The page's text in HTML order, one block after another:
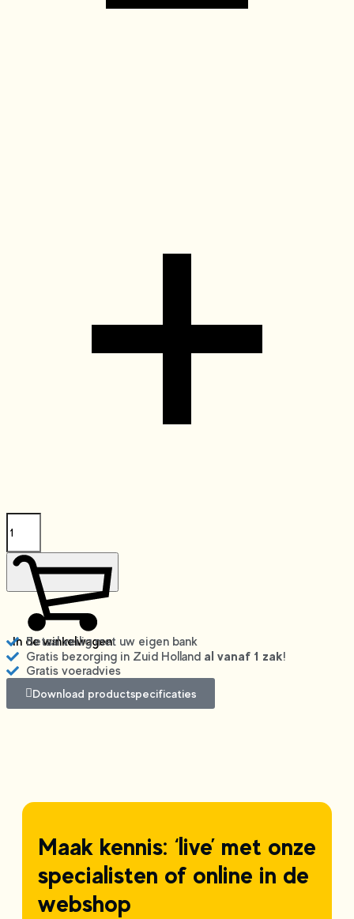
In de winkelwagen
Betaal veilig met uw eigen bank
Gratis bezorging in Zuid Holland al vanaf 1 zak!
Gratis voeradvies
Download productspecificaties
Maak kennis: ‘live’ met onze
specialisten of online in de
webshop